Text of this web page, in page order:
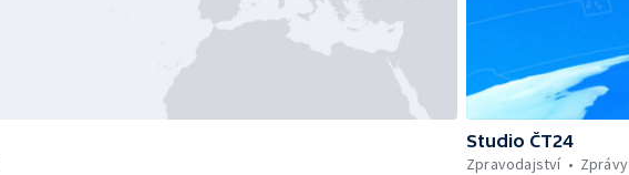
Studio ČT24
Zpravodajství
Zprávy